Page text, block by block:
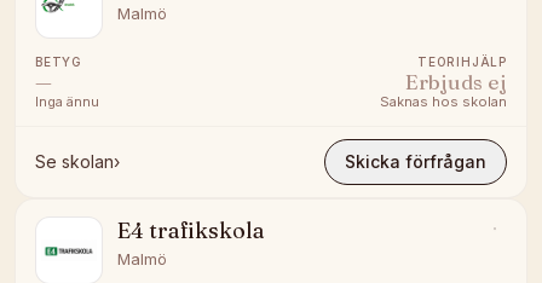
Malmö
BETYG
—
Inga ännu
TEORIHJÄLP
Erbjuds ej
Saknas hos skolan
Se skolan› Skicka förfrågan
E4 trafikskola
Malmö